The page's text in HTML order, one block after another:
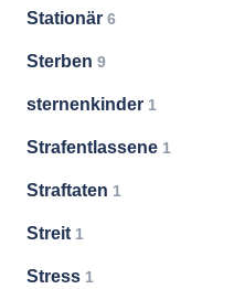
Stationär 6
Sterben 9
sternenkinder 1
Strafentlassene 1
Straftaten 1
Streit 1
Stress 1